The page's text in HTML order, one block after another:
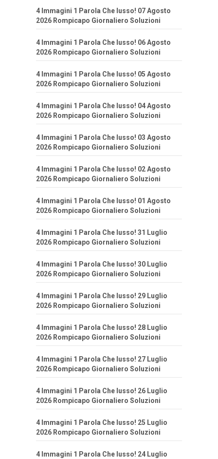
4 Immagini 1 Parola Che lusso! 07 Agosto
2026 Rompicapo Giornaliero Soluzioni
4 Immagini 1 Parola Che lusso! 06 Agosto
2026 Rompicapo Giornaliero Soluzioni
4 Immagini 1 Parola Che lusso! 05 Agosto
2026 Rompicapo Giornaliero Soluzioni
4 Immagini 1 Parola Che lusso! 04 Agosto
2026 Rompicapo Giornaliero Soluzioni
4 Immagini 1 Parola Che lusso! 03 Agosto
2026 Rompicapo Giornaliero Soluzioni
4 Immagini 1 Parola Che lusso! 02 Agosto
2026 Rompicapo Giornaliero Soluzioni
4 Immagini 1 Parola Che lusso! 01 Agosto
2026 Rompicapo Giornaliero Soluzioni
4 Immagini 1 Parola Che lusso! 31 Luglio
2026 Rompicapo Giornaliero Soluzioni
4 Immagini 1 Parola Che lusso! 30 Luglio
2026 Rompicapo Giornaliero Soluzioni
4 Immagini 1 Parola Che lusso! 29 Luglio
2026 Rompicapo Giornaliero Soluzioni
4 Immagini 1 Parola Che lusso! 28 Luglio
2026 Rompicapo Giornaliero Soluzioni
4 Immagini 1 Parola Che lusso! 27 Luglio
2026 Rompicapo Giornaliero Soluzioni
4 Immagini 1 Parola Che lusso! 26 Luglio
2026 Rompicapo Giornaliero Soluzioni
4 Immagini 1 Parola Che lusso! 25 Luglio
2026 Rompicapo Giornaliero Soluzioni
4 Immagini 1 Parola Che lusso! 24 Luglio